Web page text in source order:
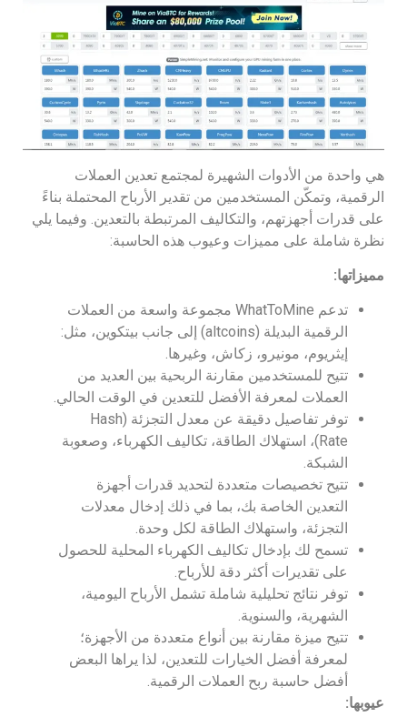
هي واحدة من الأدوات الشهيرة لمجتمع تعدين العملات
الرقمية، وتمكّن المستخدمين من تقدير الأرباح المحتملة بناءً
على قدرات أجهزتهم، والتكاليف المرتبطة بالتعدين. وفيما يلي
نظرة شاملة على مميزات وعيوب هذه الحاسبة:
مميزاتها:
تدعم WhatToMine مجموعة واسعة من العملات
الرقمية البديلة (altcoins) إلى جانب بيتكوين، مثل:
إيثريوم، مونيرو، زكاش، وغيرها.
تتيح للمستخدمين مقارنة الربحية بين العديد من
العملات لمعرفة الأفضل للتعدين في الوقت الحالي.
توفر تفاصيل دقيقة عن معدل التجزئة (Hash
Rate)، استهلاك الطاقة، تكاليف الكهرباء، وصعوبة
الشبكة.
تتيح تخصيصات متعددة لتحديد قدرات أجهزة
التعدين الخاصة بك، بما في ذلك إدخال معدلات
التجزئة، واستهلاك الطاقة لكل وحدة.
تسمح لك بإدخال تكاليف الكهرباء المحلية للحصول
على تقديرات أكثر دقة للأرباح.
توفر نتائج تحليلية شاملة تشمل الأرباح اليومية،
الشهرية، والسنوية.
تتيح ميزة مقارنة بين أنواع متعددة من الأجهزة؛
لمعرفة أفضل الخيارات للتعدين، لذا يراها البعض
أفضل حاسبة ربح العملات الرقمية.
عيوبها: